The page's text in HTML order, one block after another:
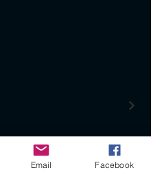
Email Facebook